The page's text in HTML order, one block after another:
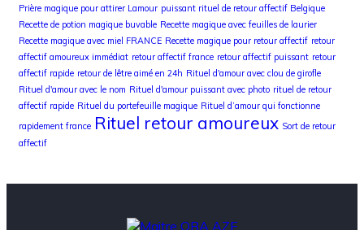
Prière magique pour attirer Lamour puissant rituel de retour affectif Belgique
Recette de potion magique buvable Recette magique avec feuilles de laurier
Recette magique avec miel FRANCE Recette magique pour retour affectif retour
affectif amoureux immédiat retour affectif france retour affectif puissant retour
affectif rapide retour de lêtre aimé en 24h Rituel d'amour avec clou de girofle
Rituel d'amour avec le nom Rituel d'amour puissant avec photo rituel de retour
affectif rapide Rituel du portefeuille magique Rituel d’amour qui fonctionne
rapidement france Rituel retour amoureux Sort de retour
affectif